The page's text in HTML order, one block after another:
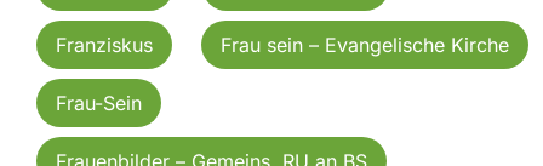
Franziskus Frau sein – Evangelische Kirche
Frau-Sein
Frauenbilder – Gemeins. RU an BS